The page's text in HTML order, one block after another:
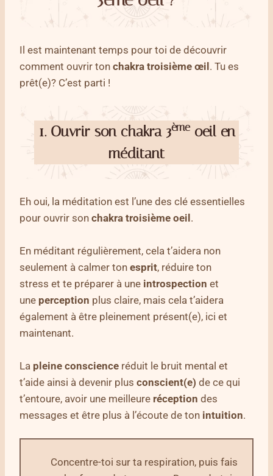
Il est maintenant temps pour toi de découvrir
comment ouvrir ton chakra troisième œil . Tu es
prêt(e)? C’est parti !
1. Ouvrir son chakra 3èmeoeil en
méditant
Eh oui, la méditation est l’une des clé essentielles
pour ouvrir son chakra troisième oeil .
En méditant régulièrement, cela t’aidera non
seulement à calmer ton esprit, réduire ton
stress et te préparer à une introspection et
une perception plus claire, mais cela t’aidera
également à être pleinement présent(e), ici et
maintenant.
La pleine conscience réduit le bruit mental et
t’aide ainsi à devenir plus conscient(e) de ce qui
t’entoure, avoir une meilleure réception des
messages et être plus à l’écoute de ton intuition.
Concentre-toi sur ta respiration, puis fais